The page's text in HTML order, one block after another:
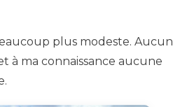
plus modeste. Aucun
à ma connaissance aucune